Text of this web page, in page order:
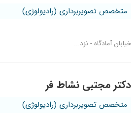
متخصص تصویربرداری (رادیولوژی)
خیابان آمادگاه - نزد...
دکتر مجتبی نشاط فر
متخصص تصویربرداری (رادیولوژی)